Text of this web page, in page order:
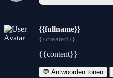
{{fullname}}
{{created}}
{{content}}
💬 Antwoorden tonen